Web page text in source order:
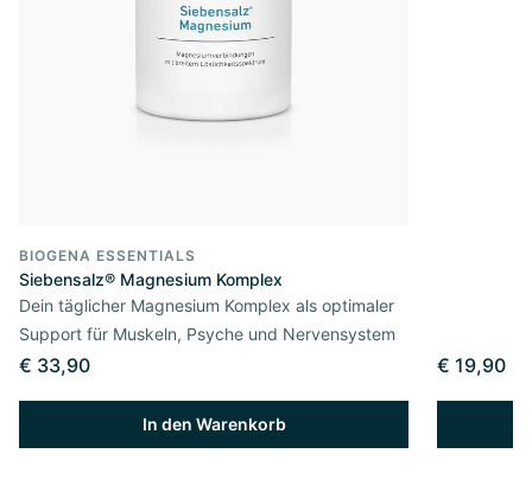
BIOGENA ESSENTIALS
Siebensalz® Magnesium Komplex
Dein täglicher Magnesium Komplex als optimaler
Support für Muskeln, Psyche und Nervensystem
€ 33,90
In den Warenkorb
€ 19,90